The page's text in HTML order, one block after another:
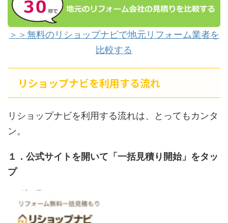
＞＞無料のリショップナビで地元リフォーム業者を
比較する
リショップナビを利用する流れ
リショップナビを利用する流れは、とってもカンタ
ン。
１．公式サイトを開いて「一括見積り開始」をタッ
プ